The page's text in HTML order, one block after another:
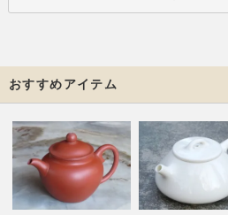
おすすめアイテム